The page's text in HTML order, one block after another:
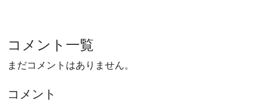
コメント一覧
まだコメントはありません。
コメント